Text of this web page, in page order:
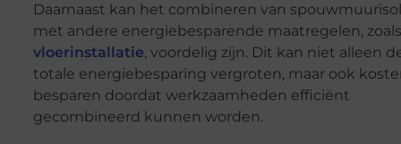
Daarnaast kan het combineren van
met andere energiebesparende maatregelen, zoals
vloerinstallatie, voordelig zijn. Dit kan niet alleen
totale energiebesparing vergroten, maar ook
besparen doordat werkzaamheden efficiënt
gecombineerd kunnen worden.